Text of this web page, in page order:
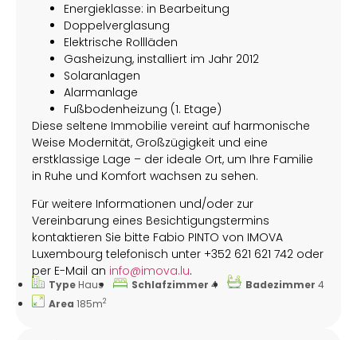
Energieklasse: in Bearbeitung
Doppelverglasung
Elektrische Rollläden
Gasheizung, installiert im Jahr 2012
Solaranlagen
Alarmanlage
Fußbodenheizung (1. Etage)
Diese seltene Immobilie vereint auf harmonische
Weise Modernität, Großzügigkeit und eine
erstklassige Lage – der ideale Ort, um Ihre Familie
in Ruhe und Komfort wachsen zu sehen.
Für weitere Informationen und/oder zur
Vereinbarung eines Besichtigungstermins
kontaktieren Sie bitte Fabio PINTO von IMOVA
Luxembourg telefonisch unter +352 621 621 742 oder
per E-Mail an info@imova.lu.
Type Haus Schlafzimmer 4 Badezimmer 4
Area 185m2